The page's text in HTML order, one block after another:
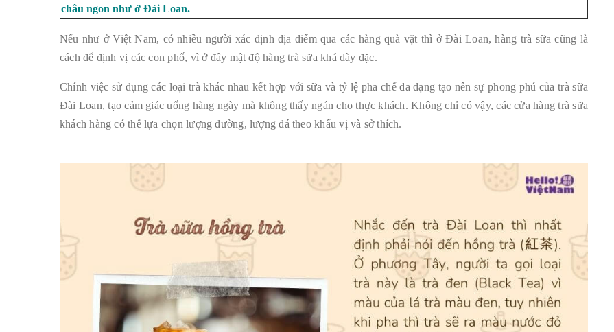
châu ngon như ở Đài Loan.
Nếu như ở Việt Nam, có nhiều người xác định địa điểm qua các hàng quà vặt thì ở Đài Loan, hàng trà sữa cũng là
cách để định vị các con phố, vì ở đây mật độ hàng trà sữa khá dày đặc.
Chính việc sử dụng các loại trà khác nhau kết hợp với sữa và tỷ lệ pha chế đa dạng tạo nên sự phong phú của trà sữa
Đài Loan, tạo cảm giác uống hàng ngày mà không thấy ngán cho thực khách. Không chỉ có vậy, các cửa hàng trà sữa
khách hàng có thể lựa chọn lượng đường, lượng đá theo khẩu vị và sở thích.